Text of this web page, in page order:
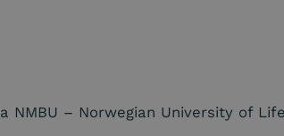
– Norwegian University of